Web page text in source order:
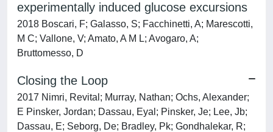
experimentally induced glucose excursions
2018 Boscari, F; Galasso, S; Facchinetti, A; Marescotti,
M C; Vallone, V; Amato, A M L; Avogaro, A;
Bruttomesso, D
Closing the Loop
2017 Nimri, Revital; Murray, Nathan; Ochs, Alexander;
E Pinsker, Jordan; Dassau, Eyal; Pinsker, Je; Lee, Jb;
Dassau, E; Seborg, De; Bradley, Pk; Gondhalekar, R;